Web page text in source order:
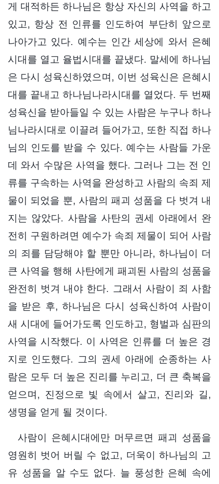
게 대적하든 하나님은 항상 자신의 사역을 하고
있고, 항상 전 인류를 인도하여 부단히 앞으로
나아가고 있다. 예수는 인간 세상에 와서 은혜
시대를 열고 율법시대를 끝냈다. 말세에 하나님
은 다시 성육신하였으며, 이번 성육신은 은혜시
대를 끝내고 하나님나라시대를 열었다. 두 번째
성육신을 받아들일 수 있는 사람은 누구나 하나
님나라시대로 이끌려 들어가고, 또한 직접 하나
님의 인도를 받을 수 있다. 예수는 사람들 가운
데 와서 수많은 사역을 했다. 그러나 그는 전 인
류를 구속하는 사역을 완성하고 사람의 속죄 제
물이 되었을 뿐, 사람의 패괴 성품을 다 벗겨 내
지는 않았다. 사람을 사탄의 권세 아래에서 완
전히 구원하려면 예수가 속죄 제물이 되어 사람
의 죄를 담당해야 할 뿐만 아니라, 하나님이 더
큰 사역을 행해 사탄에게 패괴된 사람의 성품을
완전히 벗겨 내야 한다. 그래서 사람이 죄 사함
을 받은 후, 하나님은 다시 성육신하여 사람이
새 시대에 들어가도록 인도하고, 형벌과 심판의
사역을 시작했다. 이 사역은 인류를 더 높은 경
지로 인도했다. 그의 권세 아래에 순종하는 사
람은 모두 더 높은 진리를 누리고, 더 큰 축복을
얻으며, 진정으로 빛 속에서 살고, 진리와 길,
생명을 얻게 될 것이다.
사람이 은혜시대에만 머무르면 패괴 성품을
영원히 벗어 버릴 수 없고, 더욱이 하나님의 고
유 성품을 알 수도 없다. 늘 풍성한 은혜 속에